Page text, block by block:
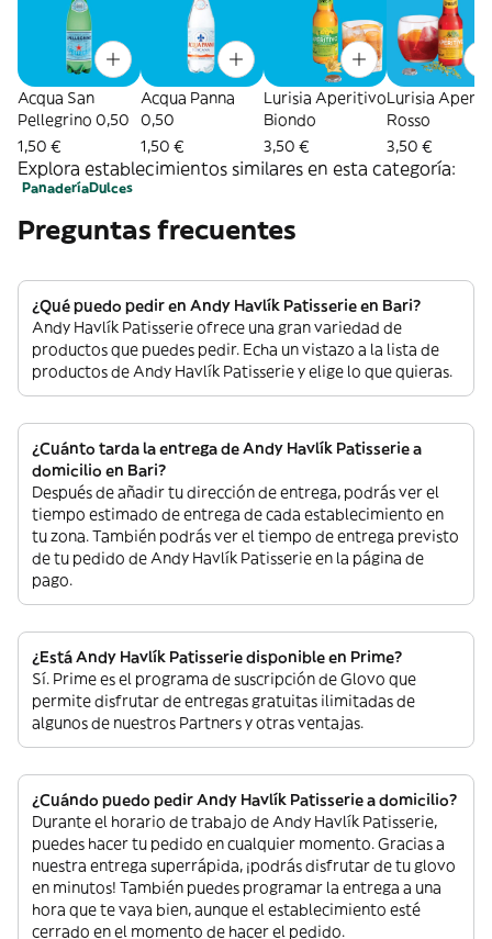
Acqua San
Pellegrino 0,50
1,50 €
Acqua Panna
0,50
1,50 €
Lurisia Aperitivo
Biondo
3,50 €
Lurisia
Rosso
3,50 €
Explora establecimientos similares en esta categoría:
PanaderíaDulces
Preguntas frecuentes
¿Qué puedo pedir en Andy Havlík Patisserie en Bari?
Andy Havlík Patisserie ofrece una gran variedad de
productos que puedes pedir. Echa un vistazo a la lista de
productos de Andy Havlík Patisserie y elige lo que quieras.
¿Cuánto tarda la entrega de Andy Havlík Patisserie a
domicilio en Bari?
Después de añadir tu dirección de entrega, podrás ver el
tiempo estimado de entrega de cada establecimiento en
tu zona. También podrás ver el tiempo de entrega previsto
de tu pedido de Andy Havlík Patisserie en la página de
pago.
¿Está Andy Havlík Patisserie disponible en Prime?
Sí. Prime es el programa de suscripción de Glovo que
permite disfrutar de entregas gratuitas ilimitadas de
algunos de nuestros Partners y otras ventajas.
¿Cuándo puedo pedir Andy Havlík Patisserie a domicilio?
Durante el horario de trabajo de Andy Havlík Patisserie,
puedes hacer tu pedido en cualquier momento. Gracias a
nuestra entrega superrápida, ¡podrás disfrutar de tu glovo
en minutos! También puedes programar la entrega a una
hora que te vaya bien, aunque el establecimiento esté
cerrado en el momento de hacer el pedido.